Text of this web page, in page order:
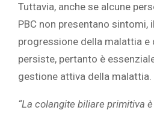
Tuttavia, anche se alcune
PBC non presentano sintomi,
progressione della malattia e
persiste, pertanto è
gestione attiva della malattia.
“La colangite biliare primitiva